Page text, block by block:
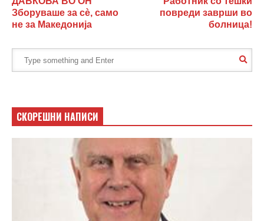
Зборуваше за сè, само
не за Македонија
повреди заврши во
болница!
СКОРЕШНИ НАПИСИ